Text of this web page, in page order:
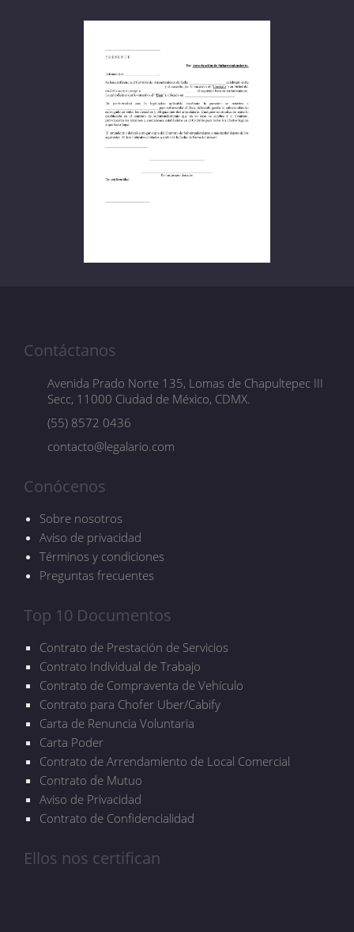
Contáctanos
Avenida Prado Norte 135, Lomas de Chapultepec III
Secc, 11000 Ciudad de México, CDMX.
(55) 8572 0436
contacto@legalario.com
Conócenos
Sobre nosotros
Aviso de privacidad
Términos y condiciones
Preguntas frecuentes
Top 10 Documentos
Contrato de Prestación de Servicios
Contrato Individual de Trabajo
Contrato de Compraventa de Vehículo
Contrato para Chofer Uber/Cabify
Carta de Renuncia Voluntaria
Carta Poder
Contrato de Arrendamiento de Local Comercial
Contrato de Mutuo
Aviso de Privacidad
Contrato de Confidencialidad
Ellos nos certifican